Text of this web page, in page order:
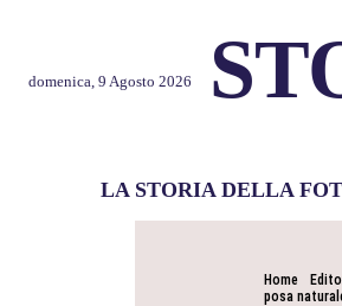
domenica, 9 Agosto 2026
LA STORIA DELLA
Home
posa